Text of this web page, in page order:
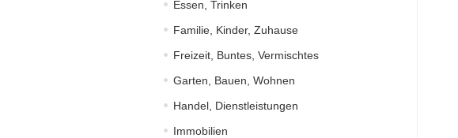
Essen, Trinken
Familie, Kinder, Zuhause
Freizeit, Buntes, Vermischtes
Garten, Bauen, Wohnen
Handel, Dienstleistungen
Immobilien